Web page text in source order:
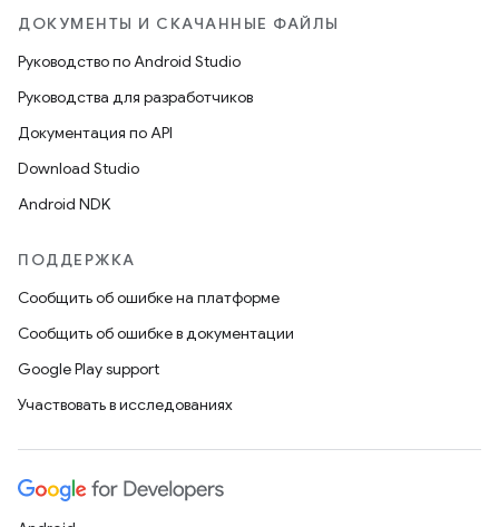
ДОКУМЕНТЫ И СКАЧАННЫЕ ФАЙЛЫ
Руководство по Android Studio
Руководства для разработчиков
Документация по API
Download Studio
Android NDK
ПОДДЕРЖКА
Сообщить об ошибке на платформе
Сообщить об ошибке в документации
Google Play support
Участвовать в исследованиях